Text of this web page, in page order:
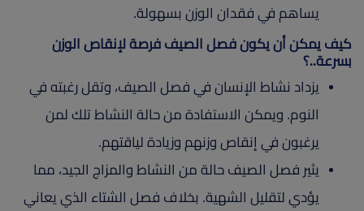
يساهم في فقدان الوزن بسهولة.
كيف يمكن أن يكون فصل الصيف فرصة لإنقاص الوزن
بسرعة..؟
يزداد نشاط الإنسان في فصل الصيف، وتقل رغبته في
النوم. ويمكن الاستفادة من حالة النشاط تلك لمن
يرغبون في إنقاص وزنهم وزيادة لياقتهم.
يثير فصل الصيف حالة من النشاط والمزاج الجيد، مما
يؤدي لتقليل الشهية. بخلاف فصل الشتاء الذي يعاني